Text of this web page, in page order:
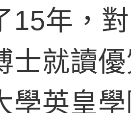
15年，
士就讀
學英皇